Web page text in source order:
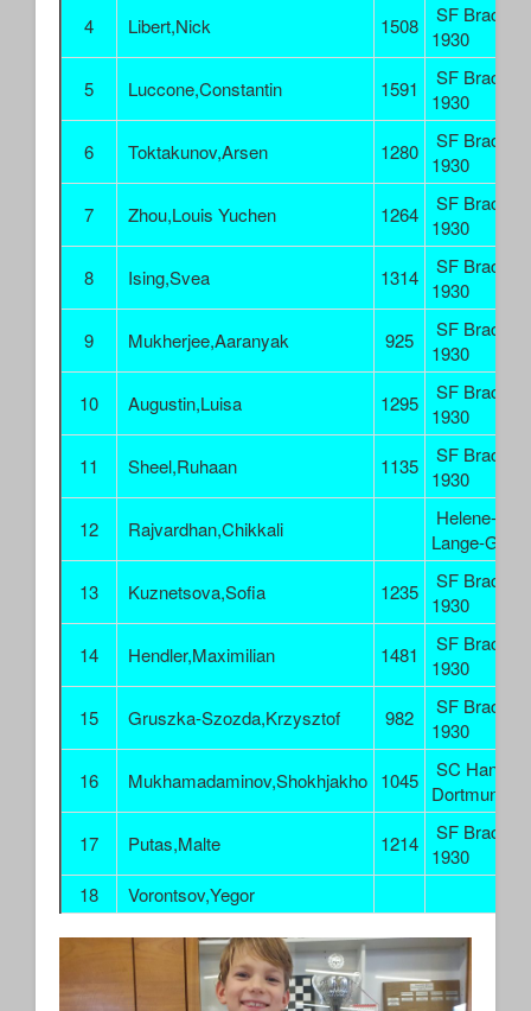
4
Libert,Nick 1508
SF Brackel
1930
5
Luccone,Constantin 1591
SF Brackel
1930
6
Toktakunov,Arsen 1280
SF Brackel
1930
7
Zhou,Louis Yuchen 1264
SF Brackel
1930
8
Ising,Svea 1314
SF Brackel
1930
9
Mukherjee,Aaranyak 925
SF Brackel
1930
10
Augustin,Luisa 1295
SF Brackel
1930
11
Sheel,Ruhaan 1135
SF Brackel
1930
12
Rajvardhan,Chikkali
Helene-
Lange-Gym.
13
Kuznetsova,Sofia 1235
SF Brackel
1930
14
Hendler,Maximilian 1481
SF Brackel
1930
15
Gruszka-Szozda,Krzysztof 982
SF Brackel
1930
16
Mukhamadaminov,Shokhjakho 1045
SC Hansa
Dortmund
17
Putas,Malte 1214
SF Brackel
1930
18
Vorontsov,Yegor